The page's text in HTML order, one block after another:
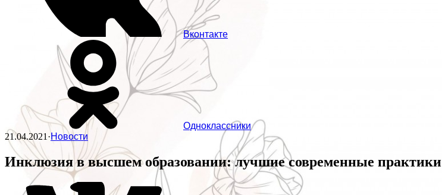
Вконтакте
Одноклассники
21.04.2021·Новости
Инклюзия в высшем образовании: лучшие современные практики